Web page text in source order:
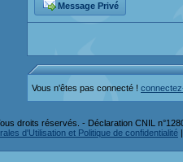
Message Privé
Vous n'êtes pas connecté !
droits réservés. - Déclaration CNIL
d'Utilisation et Politique de confidentialité